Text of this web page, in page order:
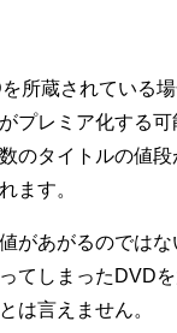
所蔵されている
プレミア化する
のタイトルの値段
ます。
があがるのでは
てしまったDVD
は言えません。